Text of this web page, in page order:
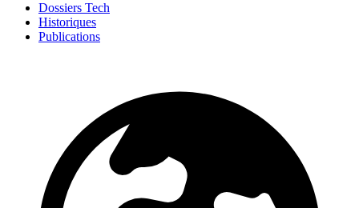
Dossiers Tech
Historiques
Publications